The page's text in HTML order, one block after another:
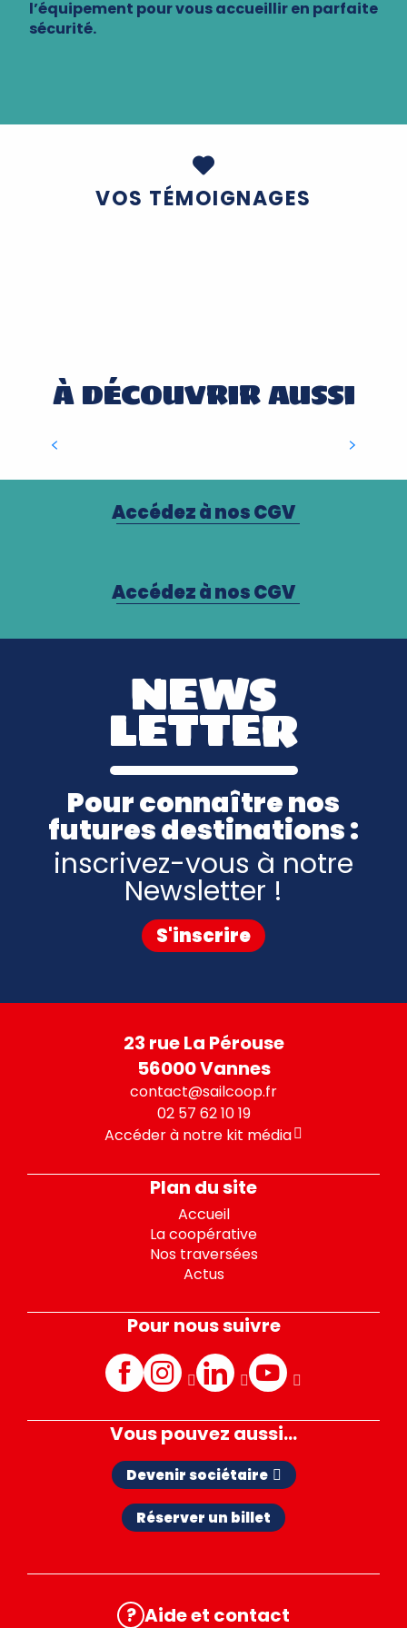
l’équipement pour vous accueillir en parfaite
sécurité.
VOS TÉMOIGNAGES
À DÉCOUVRIR AUSSI
APERO SUNSET À LA
Accédez à nos CGV
Accédez à nos CGV
NEWS
LETTER
Pour connaître nos
futures destinations :
inscrivez-vous à notre
Newsletter !
S'inscrire
23 rue La Pérouse
56000 Vannes
contact@sailcoop.fr
02 57 62 10 19
Accéder à notre kit média
Plan du site
Accueil
La coopérative
Nos traversées
Actus
Pour nous suivre
Vous pouvez aussi...
Devenir sociétaire
Réserver un billet
? Aide et contact